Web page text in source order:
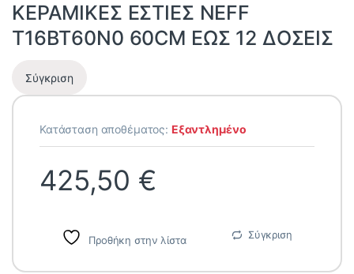
ΚΕΡΑΜΙΚΕΣ ΕΣΤΙΕΣ NEFF
T16BT60N0 60CM ΕΩΣ 12 ΔΟΣΕΙΣ
Σύγκριση
Κατάσταση αποθέματος: Εξαντλημένο
425,50 €
Προθήκη στην λίστα Σύγκριση